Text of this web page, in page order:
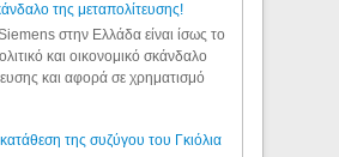
της μεταπολίτευσης!
στην Ελλάδα είναι ίσως το
και οικονομικό σκάνδαλο
και αφορά σε χρηματισμό
κατάθεση της συζύγου του Γκιόλια